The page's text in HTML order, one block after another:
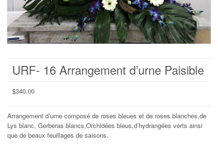
URF- 16 Arrangement d’urne Paisible
$340.00
Arrangement d’urne composé de roses bleues et de roses blanches,de
Lys blanc, Gerberas blancs,Orchidées bleus,d’hydrangées verts ainsi
que de beaux feuillages de saisons.